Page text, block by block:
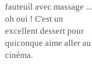
fauteuil avec massage ...
oh oui ! C'est un
excellent dessert pour
quiconque aime aller au
cinéma.